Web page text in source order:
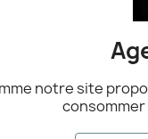
notre site
consommer